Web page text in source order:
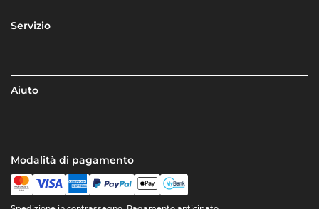
Servizio
Aiuto
Modalità di pagamento